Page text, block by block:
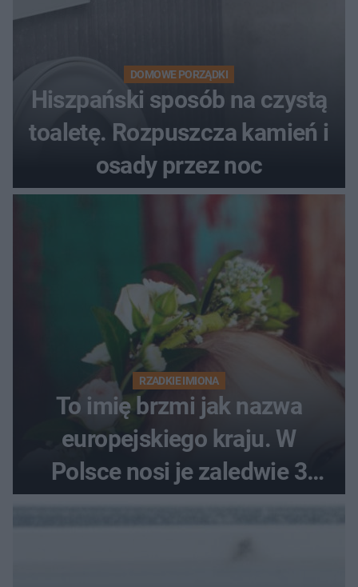
DOMOWE PORZĄDKI
Hiszpański sposób na czystą
toaletę. Rozpuszcza kamień i
osady przez noc
RZADKIE IMIONA
To imię brzmi jak nazwa
europejskiego kraju. W
Polsce nosi je zaledwie 3
kobiety